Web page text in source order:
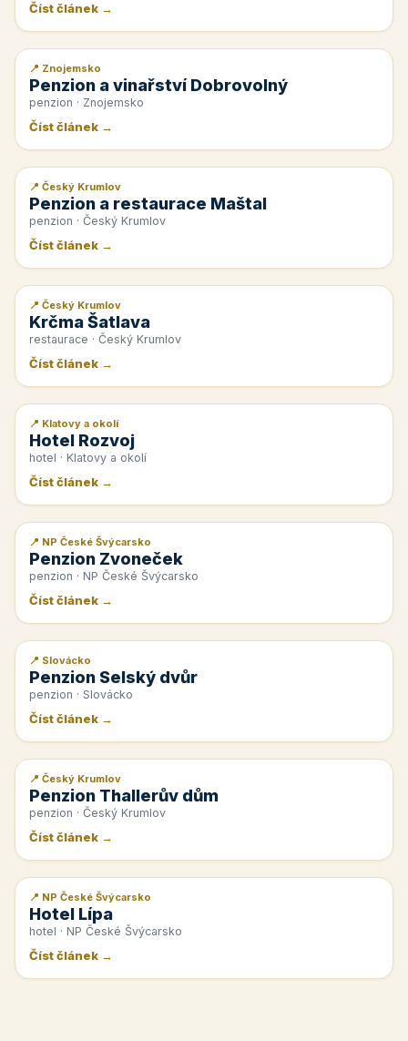
Číst článek →
📰 PR článek
📍 Znojemsko
Penzion a vinařství Dobrovolný
penzion · Znojemsko
Číst článek →
📰 PR článek
📍 Český Krumlov
Penzion a restaurace Maštal
penzion · Český Krumlov
Číst článek →
📰 PR článek
📍 Český Krumlov
Krčma Šatlava
restaurace · Český Krumlov
Číst článek →
📰 PR článek
📍 Klatovy a okolí
Hotel Rozvoj
hotel · Klatovy a okolí
Číst článek →
📰 PR článek
📍 NP České Švýcarsko
Penzion Zvoneček
penzion · NP České Švýcarsko
Číst článek →
📰 PR článek
📍 Slovácko
Penzion Selský dvůr
penzion · Slovácko
Číst článek →
📰 PR článek
📍 Český Krumlov
Penzion Thallerův dům
penzion · Český Krumlov
Číst článek →
📰 PR článek
📍 NP České Švýcarsko
Hotel Lípa
hotel · NP České Švýcarsko
Číst článek →